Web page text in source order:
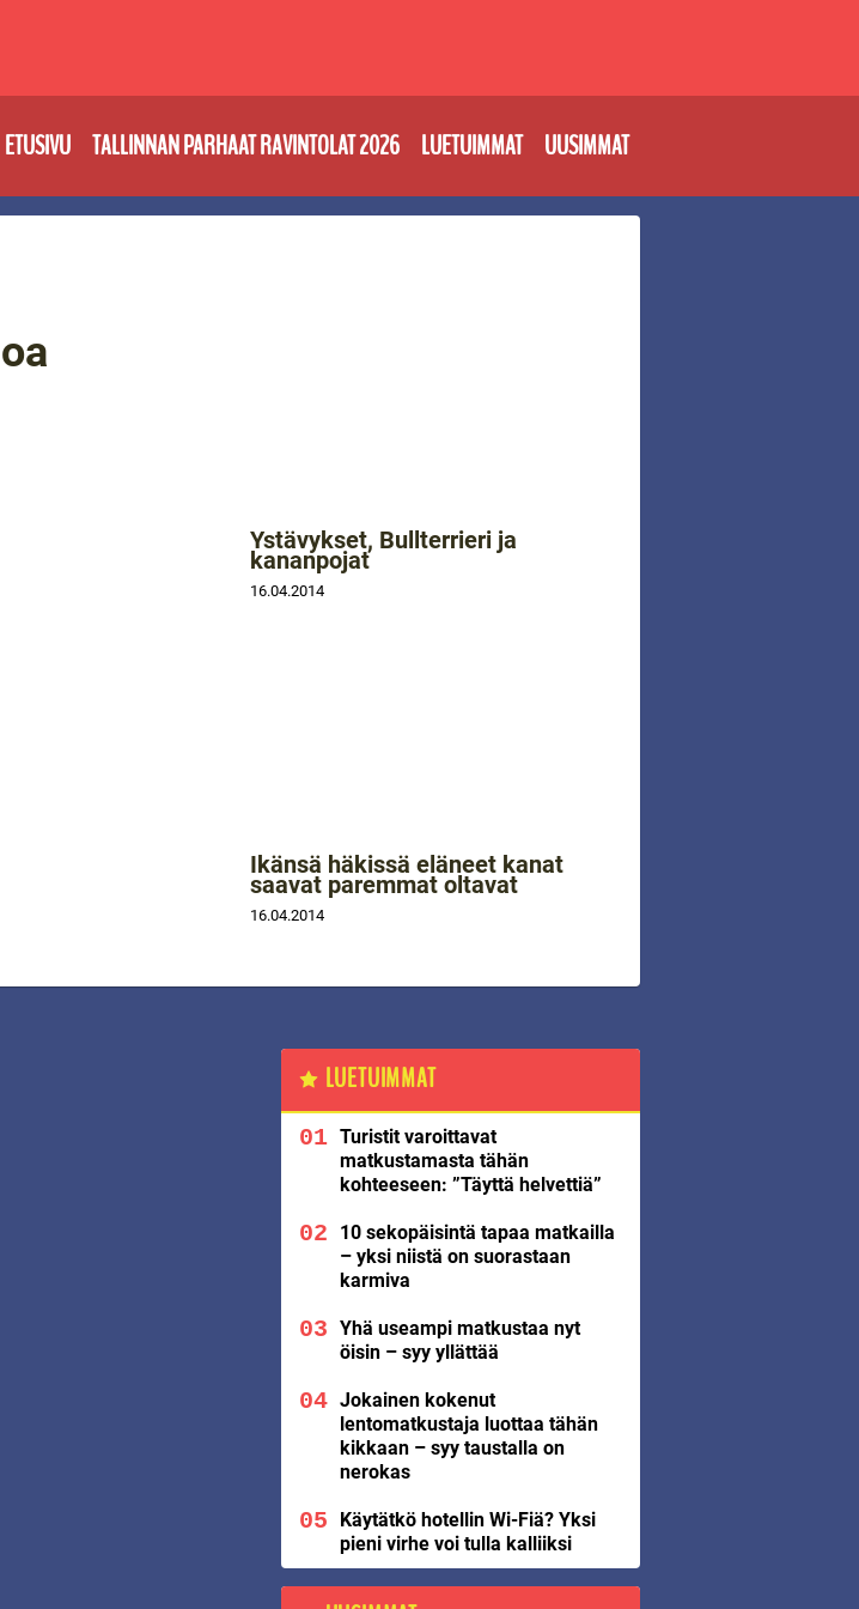
ETUSIVU TALLINNAN PARHAAT RAVINTOLAT 2026 LUETUIMMAT UUSIMMAT
Ystävykset, Bullterrieri ja
kananpojat
16.04.2014
Ikänsä häkissä eläneet kanat
saavat paremmat oltavat
16.04.2014
LUETUIMMAT
Turistit varoittavat
matkustamasta tähän
kohteeseen: ”Täyttä helvettiä”
10 sekopäisintä tapaa matkailla
– yksi niistä on suorastaan
karmiva
Yhä useampi matkustaa nyt
öisin – syy yllättää
Jokainen kokenut
lentomatkustaja luottaa tähän
kikkaan – syy taustalla on
nerokas
Käytätkö hotellin Wi-Fiä? Yksi
pieni virhe voi tulla kalliiksi